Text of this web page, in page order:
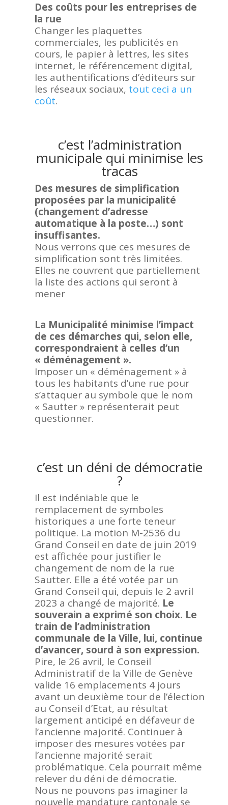
Des coûts pour les entreprises de
la rue
Changer les plaquettes
commerciales, les publicités en
cours, le papier à lettres, les sites
internet, le référencement digital,
les authentifications d’éditeurs sur
les réseaux sociaux, tout ceci a un
coût.
c’est l’administration
municipale qui minimise les
tracas
Des mesures de simplification
proposées par la municipalité
(changement d’adresse
automatique à la poste…) sont
insuffisantes.
Nous verrons que ces mesures de
simplification sont très limitées.
Elles ne couvrent que partiellement
la liste des actions qui seront à
mener
La Municipalité minimise l’impact
de ces démarches qui, selon elle,
correspondraient à celles d’un
« déménagement ».
Imposer un « déménagement » à
tous les habitants d’une rue pour
s’attaquer au symbole que le nom
« Sautter » représenterait peut
questionner.
c’est un déni de démocratie
?
Il est indéniable que le
remplacement de symboles
historiques a une forte teneur
politique. La motion M-2536 du
Grand Conseil en date de juin 2019
est affichée pour justifier le
changement de nom de la rue
Sautter. Elle a été votée par un
Grand Conseil qui, depuis le 2 avril
2023 a changé de majorité. Le
souverain a exprimé son choix. Le
train de l’administration
communale de la Ville, lui, continue
d’avancer, sourd à son expression.
Pire, le 26 avril, le Conseil
Administratif de la Ville de Genève
valide 16 emplacements 4 jours
avant un deuxième tour de l’élection
au Conseil d’Etat, au résultat
largement anticipé en défaveur de
l’ancienne majorité. Continuer à
imposer des mesures votées par
l’ancienne majorité serait
problématique. Cela pourrait même
relever du déni de démocratie.
Nous ne pouvons pas imaginer la
nouvelle mandature cantonale se